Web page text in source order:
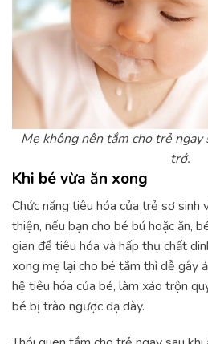
Mẹ không nên tắm cho trẻ
trớ.
Khi bé vừa ăn xong
Chức năng tiêu hóa của trẻ sơ sinh
thiện, nếu bạn cho bé bú hoặc ăn,
gian để tiêu hóa và hấp thụ chất
xong mẹ lại cho bé tắm thì dễ gây
hệ tiêu hóa của bé, làm xáo trộn
bé bị trào ngược dạ dày.